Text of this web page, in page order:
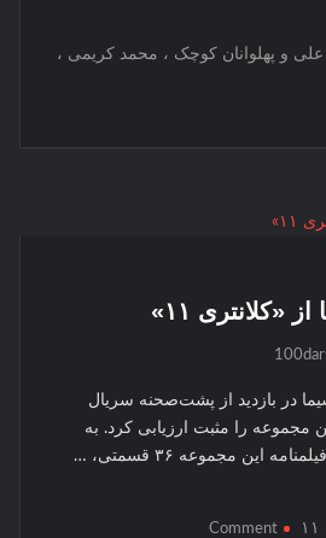
و پهلوانان کوچک ، محمد کریمی ،
«کلانتری ۱۱»
در بازدید از پشت‌صحنه سریال
تولید این مجموعه را مثبت ارزیابی کرد. به
Comment
on